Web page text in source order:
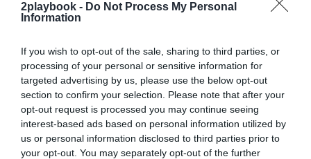
2playbook - Do Not Process My Personal
Information
If you wish to opt-out of the sale, sharing to third parties, or
processing of your personal or sensitive information for
targeted advertising by us, please use the below opt-out
section to confirm your selection. Please note that after your
opt-out request is processed you may continue seeing
interest-based ads based on personal information utilized by
us or personal information disclosed to third parties prior to
your opt-out. You may separately opt-out of the further
2Playbook
La Uefa renueva el patrocinio de Just Eat en la
Champions League para el ciclo 2024-2027
Publicidad